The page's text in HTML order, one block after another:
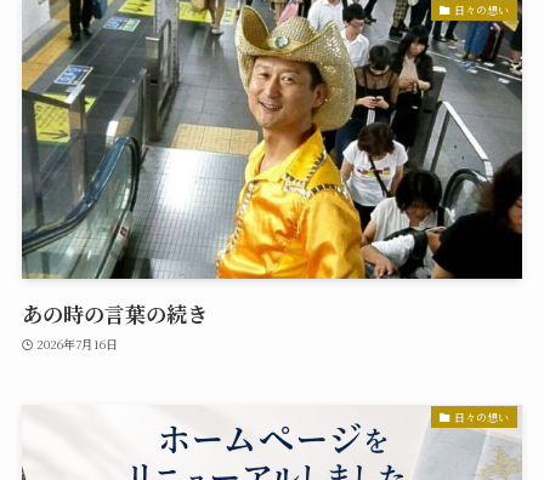
日々の想い
あの時の言葉の続き
2026年7月16日
日々の想い